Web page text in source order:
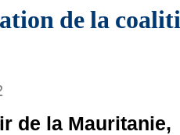
de la
de la Mauritanie,